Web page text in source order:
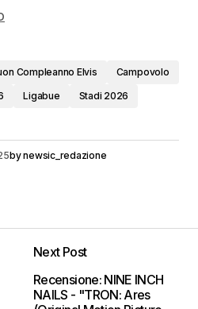
Compleanno Elvis
Campovolo
Ligabue Stadi 2026
bynewsic_redazione
Next Post
Recensione: NINE INCH
NAILS - "TRON: Ares